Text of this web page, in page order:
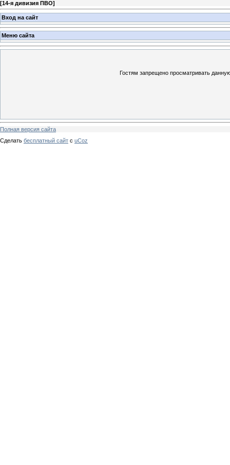
[14-я дивизия ПВО]
Вход на сайт
Меню сайта
Гостям запрещено просматривать
Полная версия сайта
Сделать бесплатный сайт с uCoz